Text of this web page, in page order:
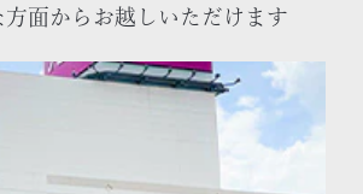
方面からお越しいただけます